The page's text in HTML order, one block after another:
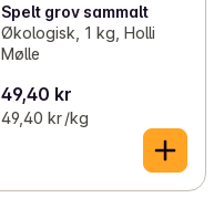
Spelt grov sammalt
Økologisk, 1 kg, Holli
Mølle
49,40 kr
49,40 kr /kg